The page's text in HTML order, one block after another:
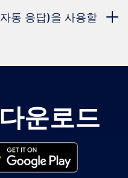
동 응답)을 사용할
운로드